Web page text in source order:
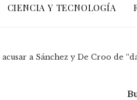
CIENCIA Y TECNOLOGÍA
a Sánchez y De Croo de